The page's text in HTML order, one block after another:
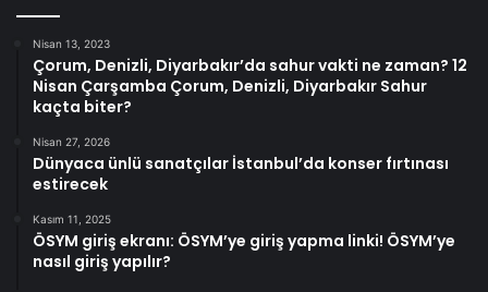
Nisan 13, 2023
Çorum, Denizli, Diyarbakır’da sahur vakti ne zaman? 12
Nisan Çarşamba Çorum, Denizli, Diyarbakır Sahur
kaçta biter?
Nisan 27, 2026
Dünyaca ünlü sanatçılar İstanbul’da konser fırtınası
estirecek
Kasım 11, 2025
ÖSYM giriş ekranı: ÖSYM’ye giriş yapma linki! ÖSYM’ye
nasıl giriş yapılır?